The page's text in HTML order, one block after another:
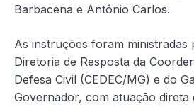
Barbacena e Antônio Carlos.
As instruções foram ministradas
Diretoria de Resposta da
Defesa Civil (CEDEC/MG) e do
Governador, com atuação direta